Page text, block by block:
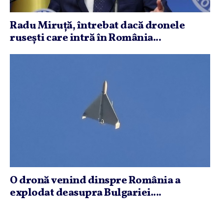
Radu Miruţă, întrebat dacă dronele
ruseşti care intră în România...
O dronă venind dinspre România a
explodat deasupra Bulgariei....